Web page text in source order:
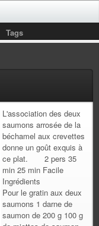
Tags
L'association des deux
saumons arrosée de la
béchamel aux crevettes
donne un goût exquis à
ce plat. 2 pers 35
min 25 min Facile
Ingrédients
Pour le gratin aux deux
saumons 1 darne de
saumon de 200 g 100 g